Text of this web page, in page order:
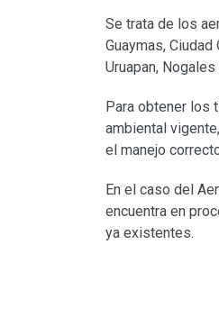
Se trata de los
Guaymas, Ciudad
Uruapan,
Para obtener los
ambiental
el manejo
En el caso del
encuentra en
ya existentes.